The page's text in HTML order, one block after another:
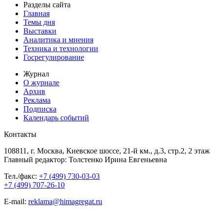
Разделы сайта
Главная
Темы дня
Выставки
Аналитика и мнения
Техника и технологии
Госрегулирование
Журнал
О журнале
Архив
Реклама
Подписка
Календарь событий
Контакты
108811, г. Москва, Киевское шоссе, 21-й км., д.3, стр.2, 2 этаж
Главный редактор: Толстенко Ирина Евгеньевна
Тел./факс: +7 (499) 730-03-03
+7 (499) 707-26-10
E-mail: reklama@himagregat.ru